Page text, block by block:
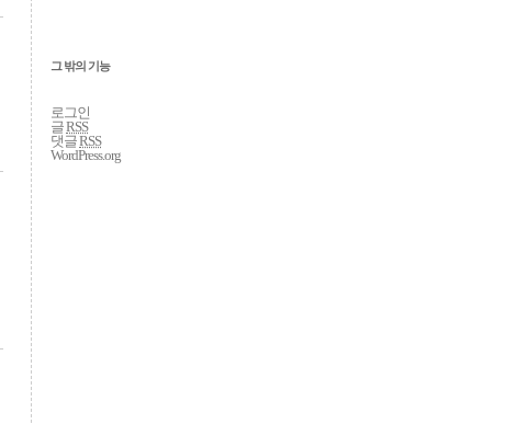
그 밖의 기능
로그인
글RSS
댓글RSS
WordPress.org